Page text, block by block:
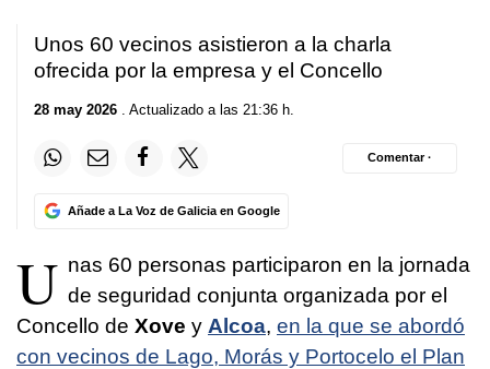
Unos 60 vecinos asistieron a la charla
ofrecida por la empresa y el Concello
28 may 2026 . Actualizado a las 21:36 h.
Añade a La Voz de Galicia en Google
Comentar ·
U nas 60 personas participaron en la jornada
de seguridad conjunta organizada por el
Concello de Xove y Alcoa, en la que se abordó
con vecinos de Lago, Morás y Portocelo el Plan